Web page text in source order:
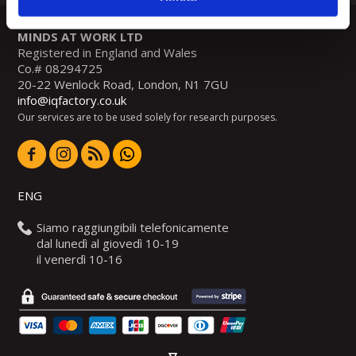
MINDS AT WORK LTD
Registered in England and Wales
Co.# 08294725
20-22 Wenlock Road, London, N1 7GU
info@iqfactory.co.uk
Our services are to be used solely for research purposes.
ENG
Siamo raggiungibili telefonicamente
dal lunedì al giovedì 10-19
il venerdì 10-16